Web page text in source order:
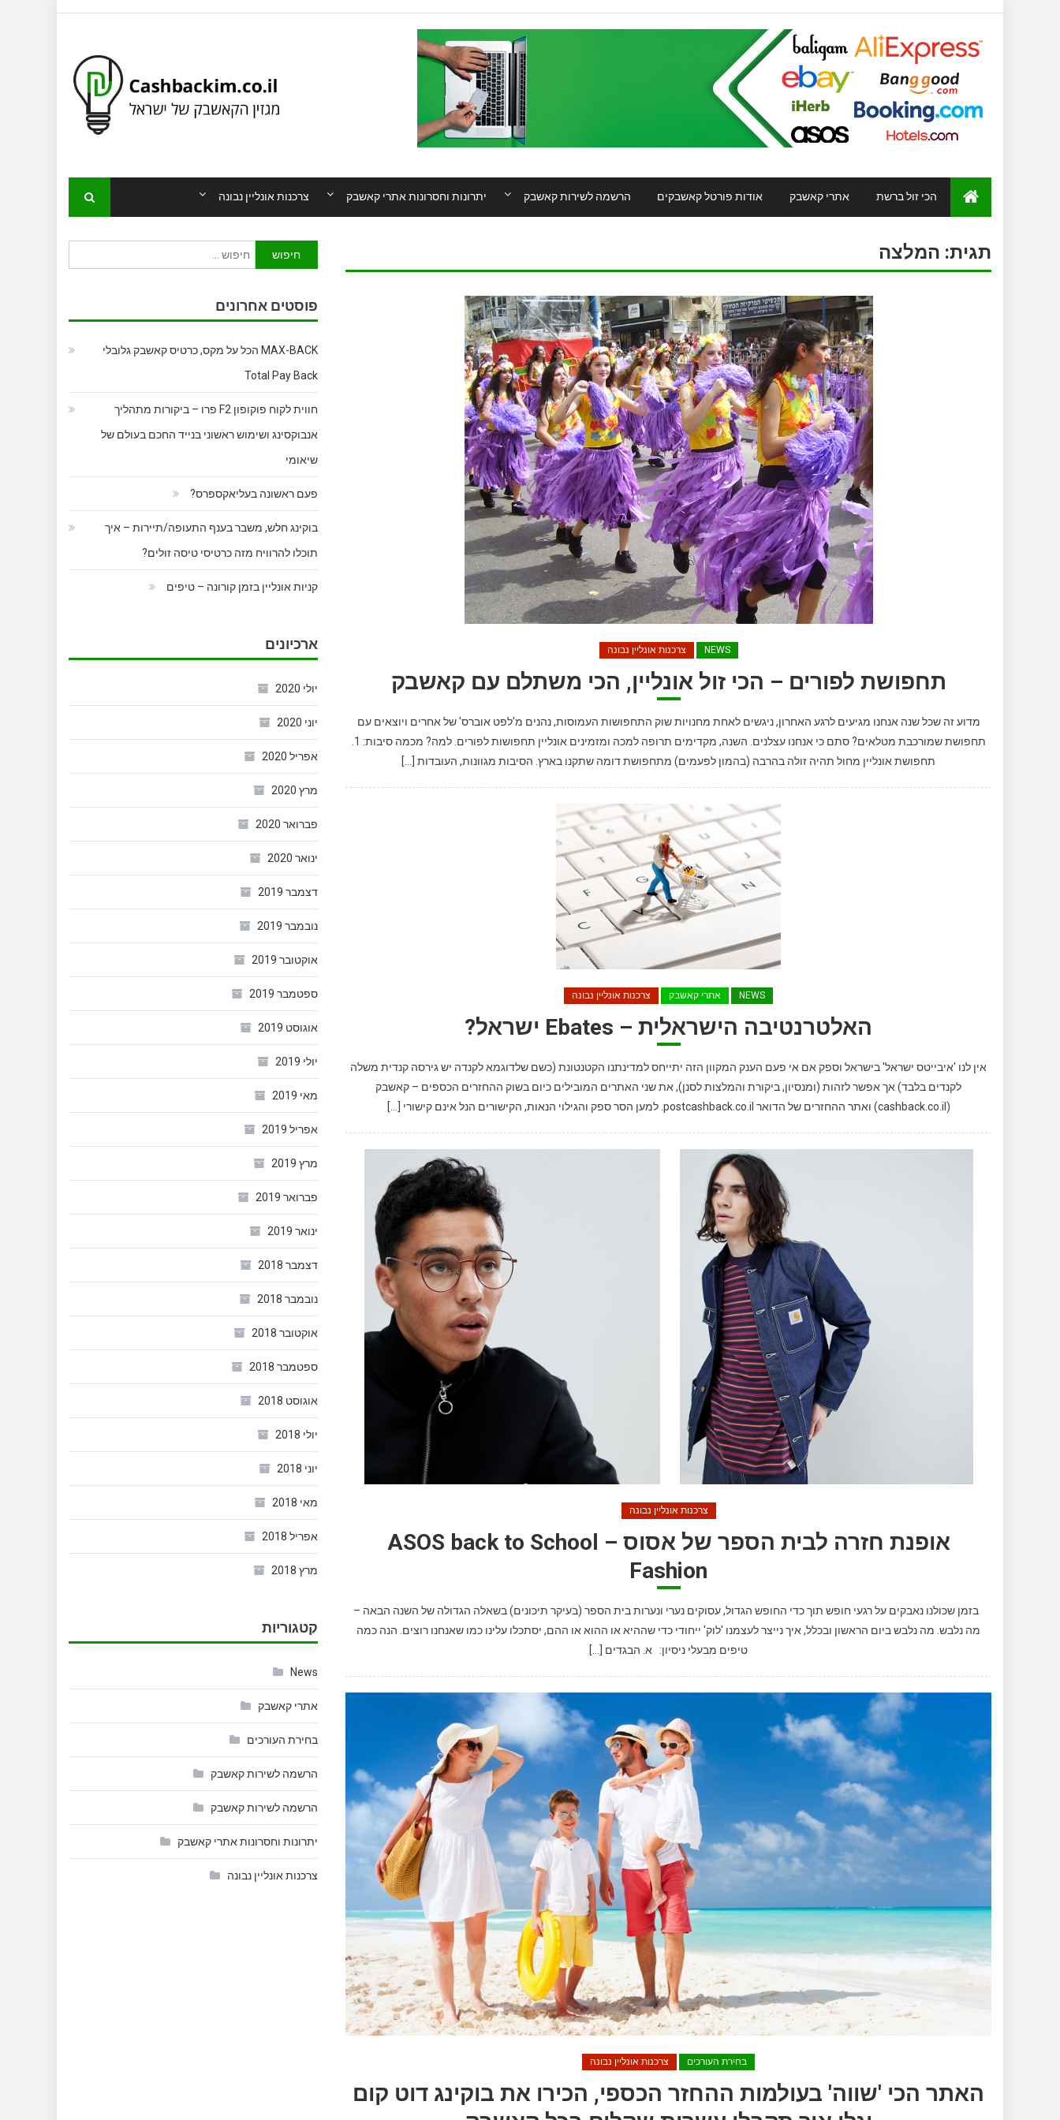
צרכנות אונליין נבונה יתרונות וחסרונות אתרי קאשבק הרשמה לשירות קאשבק אודות פורטל קאשבקים אתרי קאשבק הכי זול ברשת
תגית: המלצה
NEWS צרכנות אונליין נבונה
תחפושת לפורים – הכי זול אונליין, הכי משתלם עם קאשבק
מדוע זה שכל שנה אנחנו מגיעים לרגע האחרון, ניגשים לאחת מחנויות שוק התחפושות העמוסות, נהנים מ'לפט אוברס' של אחרים ויוצאים עם
תחפושת שמורכבת מטלאים? סתם כי אנחנו עצלנים. השנה, מקדימים תרופה למכה ומזמינים אונליין תחפושות לפורים. למה? מכמה סיבות: 1.
תחפושת אונליין מחול תהיה זולה בהרבה (בהמון לפעמים) מתחפושת דומה שתקנו בארץ. הסיבות מגוונות, העובדות […]
NEWS אתרי קאשבק צרכנות אונליין נבונה
האלטרנטיבה הישראלית – Ebates ישראל?
אין לנו 'איבייטס ישראל' בישראל וספק אם אי פעם הענק המקוון הזה יתייחס למדינתנו הקטנטונת (כשם שלדוגמא לקנדה יש גירסה קנדית משלה
לקנדים בלבד) אך אפשר לזהות (ומנסיון, ביקורת והמלצות לסנן), את שני האתרים המובילים כיום בשוק ההחזרים הכספים – קאשבק
(cashback.co.il) ואתר ההחזרים של הדואר postcashback.co.il. למען הסר ספק והגילוי הנאות, הקישורים הנל אינם קישורי […]
צרכנות אונליין נבונה
אופנת חזרה לבית הספר של אסוס – ASOS back to School
Fashion
בזמן שכולנו נאבקים על רגעי חופש תוך כדי החופש הגדול, עסוקים נערי ונערות בית הספר (בעיקר תיכונים) בשאלה הגדולה של השנה הבאה –
מה נלבש. מה נלבש ביום הראשון ובכלל, איך נייצר לעצמנו 'לוק' ייחודי כדי שההיא או ההוא או ההם, יסתכלו עלינו כמו שאנחנו רוצים. הנה כמה
טיפים מבעלי ניסיון: א. הבגדים […]
בחירת העורכים צרכנות אונליין נבונה
האתר הכי 'שווה' בעולמות ההחזר הכספי, הכירו את בוקינג דוט קום
חיפוש:
פוסטים אחרונים
MAX-BACK הכל על מקס, כרטיס קאשבק גלובלי
Total Pay Back
חווית לקוח פוקופון F2 פרו – ביקורות מתהליך
אנבוקסינג ושימוש ראשוני בנייד החכם בעולם של
שיאומי
פעם ראשונה בעליאקספרס?
בוקינג חלש, משבר בענף התעופה/תיירות – איך
תוכלו להרוויח מזה כרטיסי טיסה זולים?
קניות אונליין בזמן קורונה – טיפים
ארכיונים
יולי 2020
יוני 2020
אפריל 2020
מרץ 2020
פברואר 2020
ינואר 2020
דצמבר 2019
נובמבר 2019
אוקטובר 2019
ספטמבר 2019
אוגוסט 2019
יולי 2019
מאי 2019
אפריל 2019
מרץ 2019
פברואר 2019
ינואר 2019
דצמבר 2018
נובמבר 2018
אוקטובר 2018
ספטמבר 2018
אוגוסט 2018
יולי 2018
יוני 2018
מאי 2018
אפריל 2018
מרץ 2018
קטגוריות
News
אתרי קאשבק
בחירת העורכים
הרשמה לשירות קאשבק
הרשמה לשירות קאשבק
יתרונות וחסרונות אתרי קאשבק
צרכנות אונליין נבונה